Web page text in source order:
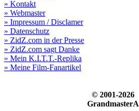
» Kontakt
» Webmaster
» Impressum / Disclamer
» Datenschutz
» ZidZ.com in der Presse
» ZidZ.com sagt Danke
» Mein K.I.T.T.-Replika
» Meine Film-Fanartikel
© 2001-2026
GrandmasterA